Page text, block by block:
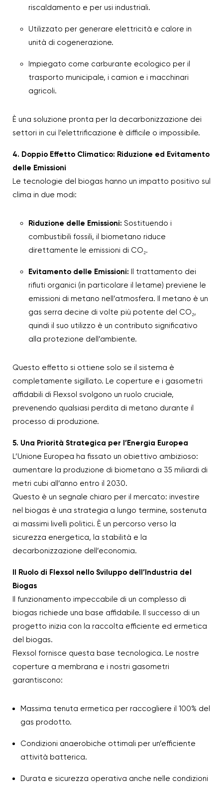
riscaldamento e per usi industriali.
Utilizzato per generare elettricità e calore in
unità di cogenerazione.
Impiegato come carburante ecologico per il
trasporto municipale, i camion e i macchinari
agricoli.
È una soluzione pronta per la decarbonizzazione dei
settori in cui l’elettrificazione è difficile o impossibile.
4. Doppio Effetto Climatico: Riduzione ed Evitamento
delle Emissioni
Le tecnologie del biogas hanno un impatto positivo sul
clima in due modi:
Riduzione delle Emissioni: Sostituendo i
combustibili fossili, il biometano riduce
direttamente le emissioni di CO₂.
Evitamento delle Emissioni: Il trattamento dei
rifiuti organici (in particolare il letame) previene le
emissioni di metano nell’atmosfera. Il metano è un
gas serra decine di volte più potente del CO₂,
quindi il suo utilizzo è un contributo significativo
alla protezione dell’ambiente.
Questo effetto si ottiene solo se il sistema è
completamente sigillato. Le coperture e i gasometri
affidabili di Flexsol svolgono un ruolo cruciale,
prevenendo qualsiasi perdita di metano durante il
processo di produzione.
5. Una Priorità Strategica per l’Energia Europea
L’Unione Europea ha fissato un obiettivo ambizioso:
aumentare la produzione di biometano a 35 miliardi di
metri cubi all’anno entro il 2030.
Questo è un segnale chiaro per il mercato: investire
nel biogas è una strategia a lungo termine, sostenuta
ai massimi livelli politici. È un percorso verso la
sicurezza energetica, la stabilità e la
decarbonizzazione dell’economia.
Il Ruolo di Flexsol nello Sviluppo dell’Industria del
Biogas
Il funzionamento impeccabile di un complesso di
biogas richiede una base affidabile. Il successo di un
progetto inizia con la raccolta efficiente ed ermetica
del biogas.
Flexsol fornisce questa base tecnologica. Le nostre
coperture a membrana e i nostri gasometri
garantiscono:
Massima tenuta ermetica per raccogliere il 100% del
gas prodotto.
Condizioni anaerobiche ottimali per un’efficiente
attività batterica.
Durata e sicurezza operativa anche nelle condizioni